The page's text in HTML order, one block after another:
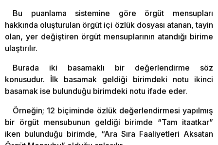
Bu puanlama sistemine göre örgüt mensupları
hakkında oluşturulan örgüt içi özlük dosyası atanan, tayin
olan, yer değiştiren örgüt mensuplarının atandığı birime
ulaştırılır.
Burada iki basamaklı bir değerlendirme söz
konusudur. İlk basamak geldiği birimdeki notu ikinci
basamak ise bulunduğu birimdeki notu ifade eder.
Örneğin; 12 biçiminde özlük değerlendirmesi yapılmış
bir örgüt mensubunun geldiği birimde “Tam itaatkar”
iken bulunduğu birimde, “Ara Sıra Faaliyetleri Aksatan